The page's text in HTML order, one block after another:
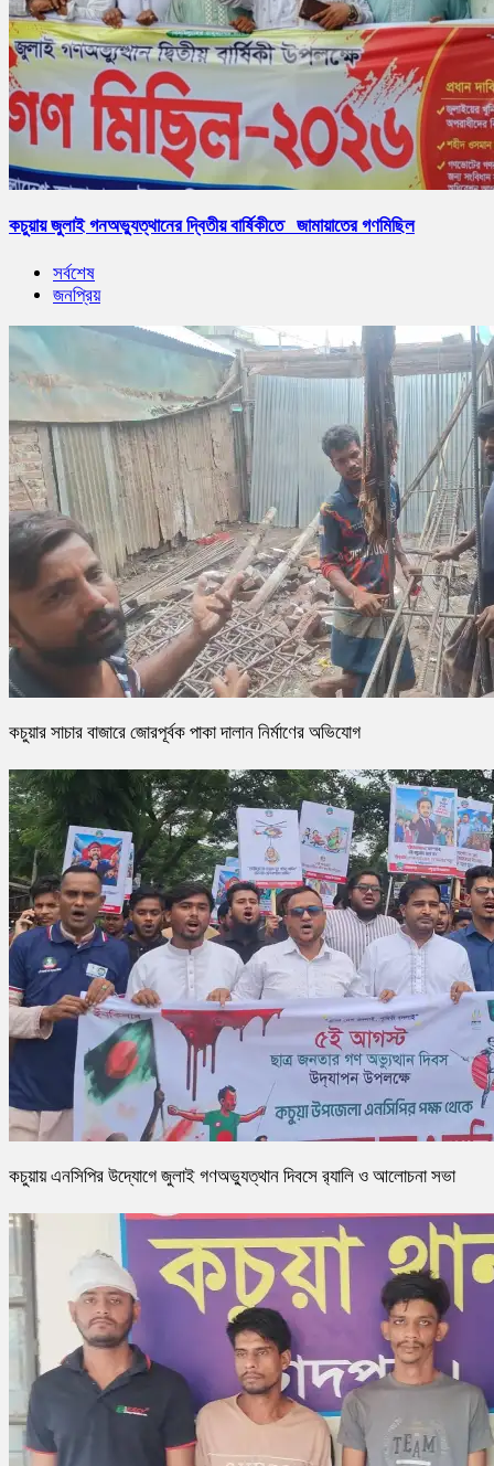
কচুয়ায় জুলাই গনঅভ্যুত্থানের দ্বিতীয় বার্ষিকীতে জামায়াতের গণমিছিল
সর্বশেষ
জনপ্রিয়
কচুয়ার সাচার বাজারে জোরপূর্বক পাকা দালান নির্মাণের অভিযোগ
কচুয়ায় এনসিপির উদ্যোগে জুলাই গণঅভ্যুত্থান দিবসে র‌্যালি ও আলোচনা সভা